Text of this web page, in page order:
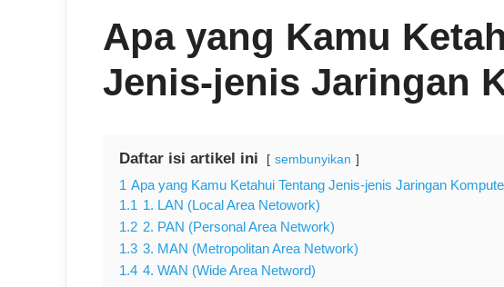
Apa yang Kamu
Jenis-jenis Jaringan
Daftar isi artikel ini sembunyikan
1 Apa yang Kamu Ketahui Tentang Jenis-jenis Jaringan
1.1 1. LAN (Local Area Netowork)
1.2 2. PAN (Personal Area Network)
1.3 3. MAN (Metropolitan Area Network)
1.4 4. WAN (Wide Area Netword)